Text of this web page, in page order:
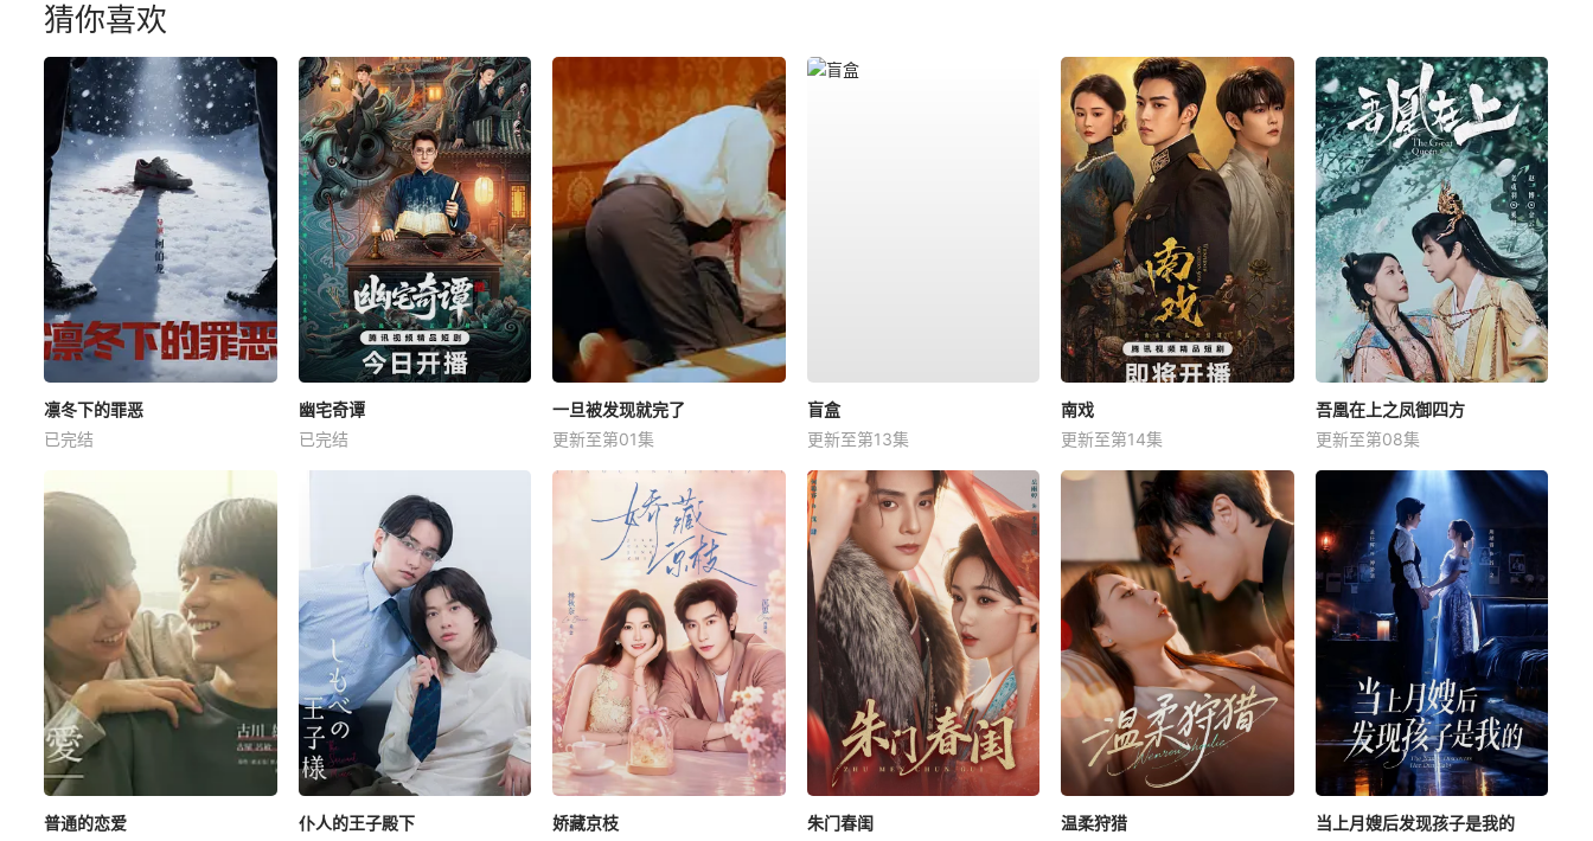
猜你喜欢
凛冬下的罪恶
已完结
幽宅奇谭
已完结
一旦被发现就完了
更新至第01集
盲盒
更新至第13集
南戏
更新至第14集
吾凰在上之凤御四方
更新至第08集
普通的恋爱
仆人的王子殿下
娇藏京枝
朱门春闺
温柔狩猎
当上月嫂后发现孩子是我的